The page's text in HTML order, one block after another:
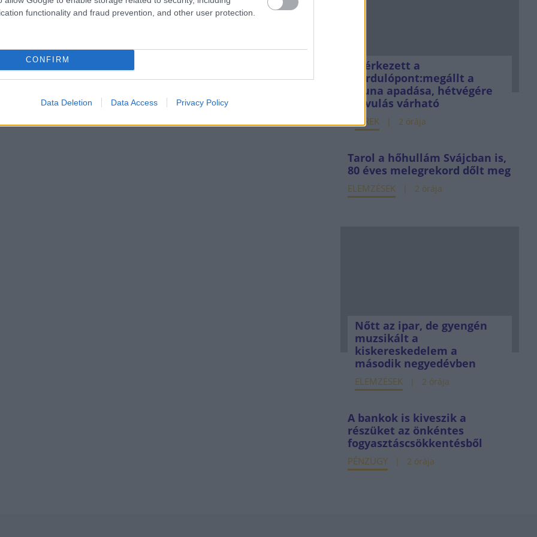
functionality and fraud prevention, and other user protection.
CONFIRM
Data Deletion Data Access Privacy Policy
Elérkezett a
fordulópont:megállt a
Duna apadása, hétvégére
javulás várható
HÍREK 2 órája
Tarol a hőhullám Svájcban is,
80 éves melegrekord dőlt meg
ELEMZÉSEK 2 órája
Nőtt az ipar, de gyengén
muzsikált a
kiskereskedelem a
második negyedévben
ELEMZÉSEK 2 órája
A bankok is kiveszik a
részüket az önkéntes
fogyasztáscsökkentésből
PÉNZÜGY 2 órája